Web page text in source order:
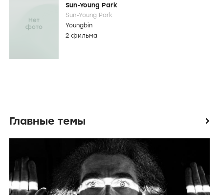
Sun-Young Park
Sun-Young Park
Youngbin
2 фильма
Главные темы icon